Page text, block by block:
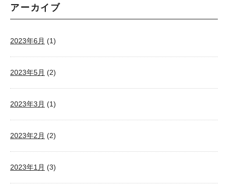
アーカイブ
2023年6月 (1)
2023年5月 (2)
2023年3月 (1)
2023年2月 (2)
2023年1月 (3)